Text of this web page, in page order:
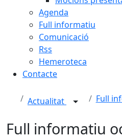
Agenda
Full informatiu
Comunicació
Rss
Hemeroteca
Contacte
Actualitat Full
Full informatiu